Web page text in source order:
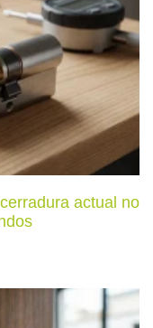
actual no